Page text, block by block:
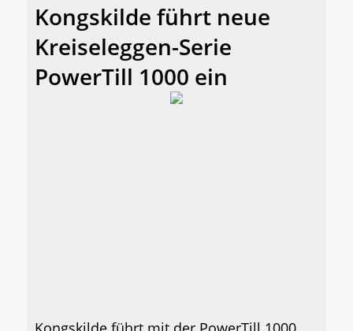
Kongskilde führt neue
Kreiseleggen-Serie
PowerTill 1000 ein